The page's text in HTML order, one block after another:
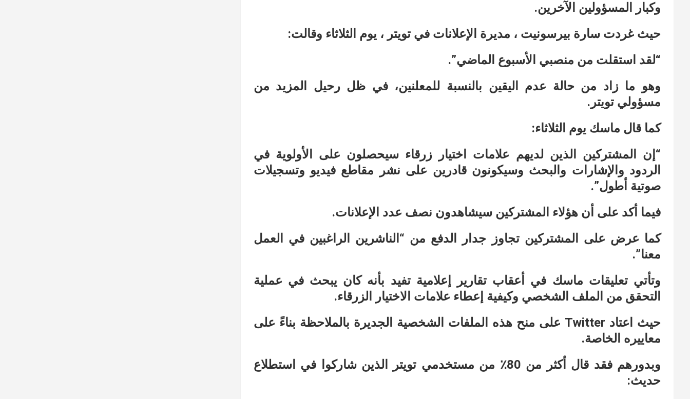
وكبار المسؤولين الآخرين.
حيث غردت سارة بيرسونيت ، مديرة الإعلانات في تويتر ، يوم الثلاثاء وقالت:
“لقد استقلت من منصبي الأسبوع الماضي”.
وهو ما زاد من حالة عدم اليقين بالنسبة للمعلنين، في ظل رحيل المزيد من
مسؤولي تويتر.
كما قال ماسك يوم الثلاثاء:
“إن المشتركين الذين لديهم علامات اختيار زرقاء سيحصلون على الأولوية في
الردود والإشارات والبحث وسيكونون قادرين على نشر مقاطع فيديو وتسجيلات
صوتية أطول”.
فيما أكد على أن هؤلاء المشتركين سيشاهدون نصف عدد الإعلانات.
كما عرض على المشتركين تجاوز جدار الدفع من “الناشرين الراغبين في العمل
معنا”.
وتأتي تعليقات ماسك في أعقاب تقارير إعلامية تفيد بأنه كان يبحث في عملية
التحقق من الملف الشخصي وكيفية إعطاء علامات الاختيار الزرقاء.
حيث اعتاد Twitter على منح هذه الملفات الشخصية الجديرة بالملاحظة بناءً على
معاييره الخاصة.
وبدورهم فقد قال أكثر من 80٪ من مستخدمي تويتر الذين شاركوا في استطلاع
حديث: